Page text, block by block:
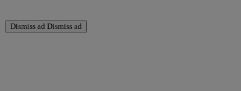
Dismiss ad Dismiss ad